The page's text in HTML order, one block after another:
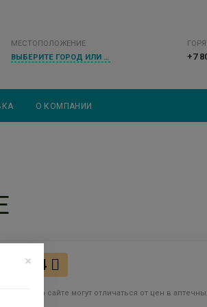
МЕСТОПОЛОЖЕНИЕ
ВЫБЕРИТЕ ГОРОД ИЛИ НАСЕЛЕННЫЙ ПУНКТ
+7
О КОМПАНИИ
104
Цены на сайте могут отличаться от цен в